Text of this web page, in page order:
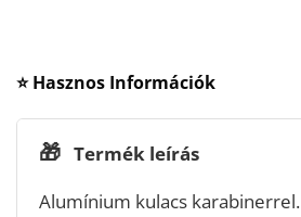
⭐ Hasznos Információk
🎁 Termék leírás
Alumínium kulacs karabinerrel.